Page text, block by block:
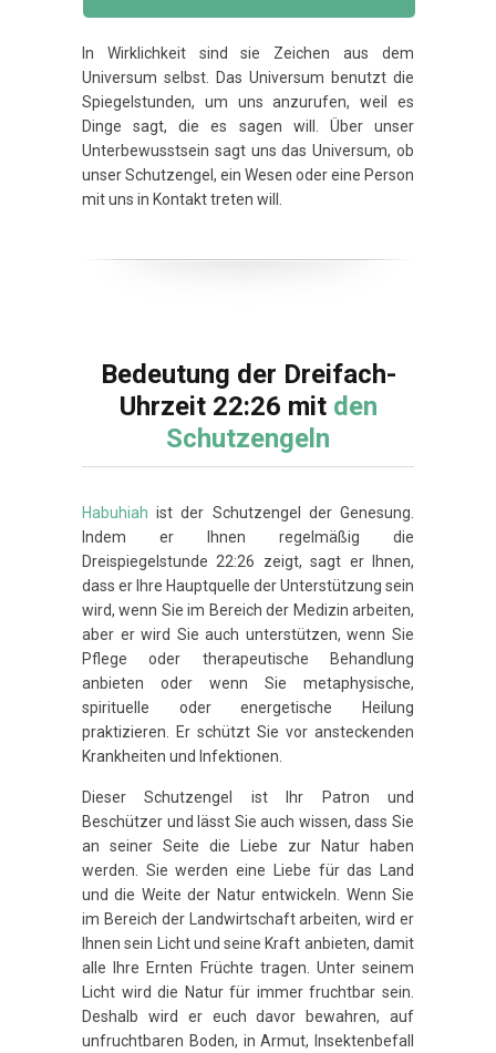
In Wirklichkeit sind sie Zeichen aus dem
Universum selbst. Das Universum benutzt die
Spiegelstunden, um uns anzurufen, weil es
Dinge sagt, die es sagen will. Über unser
Unterbewusstsein sagt uns das Universum, ob
unser Schutzengel, ein Wesen oder eine Person
mit uns in Kontakt treten will.
Bedeutung der Dreifach-
Uhrzeit 22:26 mit den
Schutzengeln
Habuhiah ist der Schutzengel der Genesung.
Indem er Ihnen regelmäßig die
Dreispiegelstunde 22:26 zeigt, sagt er Ihnen,
dass er Ihre Hauptquelle der Unterstützung sein
wird, wenn Sie im Bereich der Medizin arbeiten,
aber er wird Sie auch unterstützen, wenn Sie
Pflege oder therapeutische Behandlung
anbieten oder wenn Sie metaphysische,
spirituelle oder energetische Heilung
praktizieren. Er schützt Sie vor ansteckenden
Krankheiten und Infektionen.
Dieser Schutzengel ist Ihr Patron und
Beschützer und lässt Sie auch wissen, dass Sie
an seiner Seite die Liebe zur Natur haben
werden. Sie werden eine Liebe für das Land
und die Weite der Natur entwickeln. Wenn Sie
im Bereich der Landwirtschaft arbeiten, wird er
Ihnen sein Licht und seine Kraft anbieten, damit
alle Ihre Ernten Früchte tragen. Unter seinem
Licht wird die Natur für immer fruchtbar sein.
Deshalb wird er euch davor bewahren, auf
unfruchtbaren Boden, in Armut, Insektenbefall